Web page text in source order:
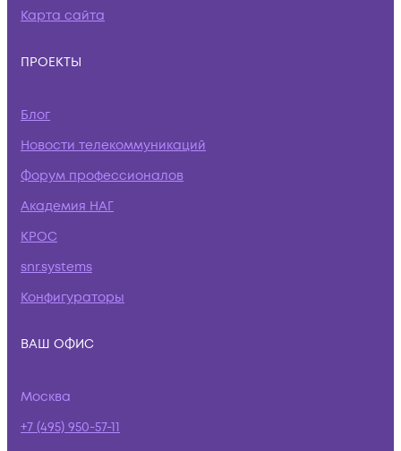
Карта сайта
ПРОЕКТЫ
Блог
Новости телекоммуникаций
Форум профессионалов
Академия НАГ
КРОС
snr.systems
Конфигураторы
ВАШ ОФИС
Москва
+7 (495) 950-57-11